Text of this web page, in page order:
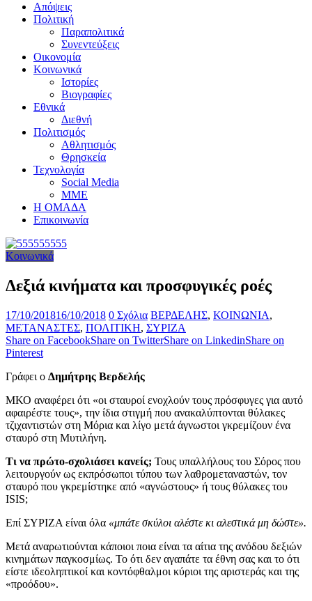
Απόψεις
Πολιτική
Παραπολιτικά
Συνεντεύξεις
Οικονομία
Κοινωνικά
Ιστορίες
Βιογραφίες
Εθνικά
Διεθνή
Πολιτισμός
Αθλητισμός
Θρησκεία
Τεχνολογία
Social Media
ΜΜΕ
Η ΟΜΑΔΑ
Επικοινωνία
Κοινωνικά
Δεξιά κινήματα και προσφυγικές ροές
17/10/201816/10/2018 0 Σχόλια ΒΕΡΔΕΛΗΣ, ΚΟΙΝΩΝΙΑ,
ΜΕΤΑΝΑΣΤΕΣ, ΠΟΛΙΤΙΚΗ, ΣΥΡΙΖΑ
Share on FacebookShare on TwitterShare on LinkedinShare on
Pinterest
Γράφει ο Δημήτρης Βερδελής
ΜΚΟ αναφέρει ότι «οι σταυροί ενοχλούν τους πρόσφυγες για αυτό
αφαιρέστε τους», την ίδια στιγμή που ανακαλύπτονται θύλακες
τζιχαντιστών στη Μόρια και λίγο μετά άγνωστοι γκρεμίζουν ένα
σταυρό στη Μυτιλήνη.
Τι να πρώτο-σχολιάσει κανείς; Τους υπαλλήλους του Σόρος που
λειτουργούν ως εκπρόσωποι τύπου των λαθρομεταναστών, τον
σταυρό που γκρεμίστηκε από «αγνώστους» ή τους θύλακες του
ISIS;
Επί ΣΥΡΙΖΑ είναι όλα «μπάτε σκύλοι αλέστε κι αλεστικά μη δώστε».
Μετά αναρωτιούνται κάποιοι ποια είναι τα αίτια της ανόδου δεξιών
κινημάτων παγκοσμίως. Το ότι δεν αγαπάτε τα έθνη σας και το ότι
είστε ιδεοληπτικοί και κοντόφθαλμοι κύριοι της αριστεράς και της
«προόδου».